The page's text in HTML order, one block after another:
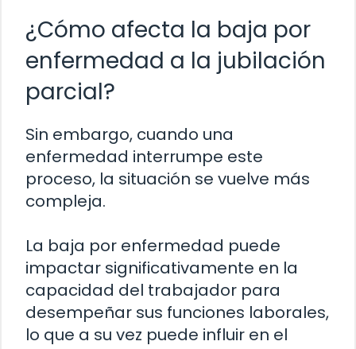
¿Cómo afecta la baja por
enfermedad a la jubilación
parcial?
Sin embargo, cuando una
enfermedad interrumpe este
proceso, la situación se vuelve más
compleja.
La baja por enfermedad puede
impactar significativamente en la
capacidad del trabajador para
desempeñar sus funciones laborales,
lo que a su vez puede influir en el